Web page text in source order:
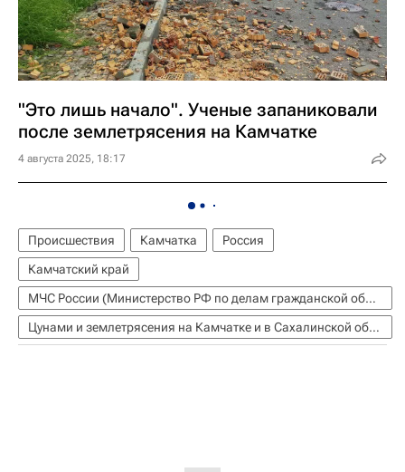
"Это лишь начало". Ученые запаниковали
после землетрясения на Камчатке
4 августа 2025, 18:17
Происшествия Камчатка
Россия
Камчатский край
МЧС России (Министерство РФ по делам гражданской обороны, чрезвычайным ситуациям и ликвидации последствий стихийных бедствий)
Цунами и землетрясения на Камчатке и в Сахалинской области